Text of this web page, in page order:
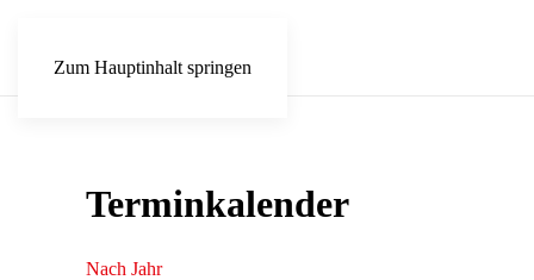
Zum Hauptinhalt springen
Terminkalender
Nach Jahr